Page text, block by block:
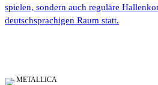
spielen, sondern auch reguläre
deutschsprachigen Raum statt.
METALLICA